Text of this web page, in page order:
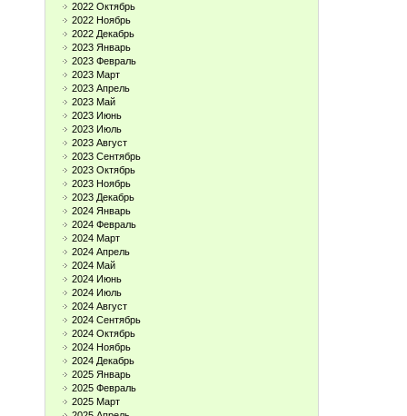
2022 Октябрь
2022 Ноябрь
2022 Декабрь
2023 Январь
2023 Февраль
2023 Март
2023 Апрель
2023 Май
2023 Июнь
2023 Июль
2023 Август
2023 Сентябрь
2023 Октябрь
2023 Ноябрь
2023 Декабрь
2024 Январь
2024 Февраль
2024 Март
2024 Апрель
2024 Май
2024 Июнь
2024 Июль
2024 Август
2024 Сентябрь
2024 Октябрь
2024 Ноябрь
2024 Декабрь
2025 Январь
2025 Февраль
2025 Март